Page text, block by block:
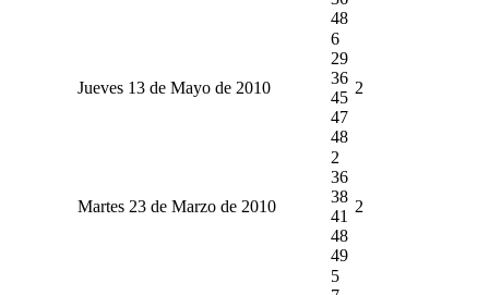
48
Jueves 13 de Mayo de 2010
6
29
36
45
47
48
2
Martes 23 de Marzo de 2010
2
36
38
41
48
49
2
5